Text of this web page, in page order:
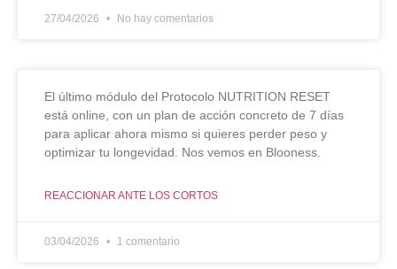
27/04/2026 No hay comentarios
El último módulo del Protocolo NUTRITION RESET
está online, con un plan de acción concreto de 7 días
para aplicar ahora mismo si quieres perder peso y
optimizar tu longevidad. Nos vemos en Blooness.
REACCIONAR ANTE LOS CORTOS
03/04/2026 1 comentario